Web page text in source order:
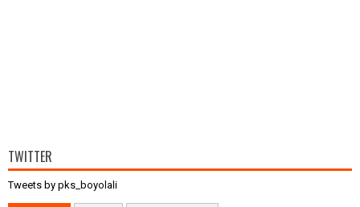
TWITTER
Tweets by pks_boyolali